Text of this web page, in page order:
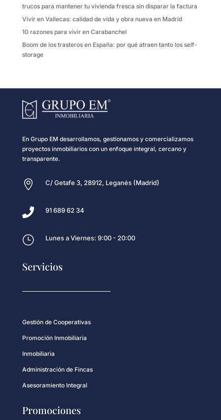
trucos para mantener tu vivienda fresca sin disparar la factura
Vivir en Vallecas: calidad de vida y obra nueva en Madrid
10 razones para vivir en Carabanchel
Boom de los trasteros en España: por qué atraen tanto los self-
storage
En Grupo EM desarrollamos, gestionamos y comercializamos
proyectos inmobiliarios con un enfoque integral, cercano y
transparente.
 C/ Getafe 3, 28912, Leganés (Madrid)
 91 689 62 34
} Lunes a Viernes: 9:00 - 20:00
Servicios
Gestión de Cooperativas
Promoción Inmobiliaria
Inmobiliaria
Administración de Fincas
Asesoramiento Integral
Promociones